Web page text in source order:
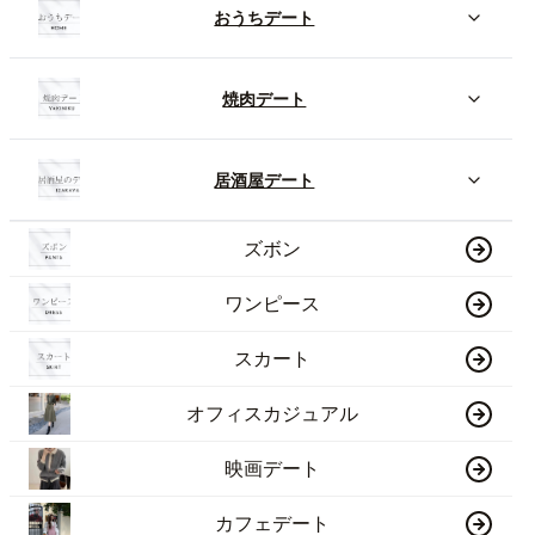
おうちデート
焼肉デート
居酒屋デート
ズボン
ワンピース
スカート
オフィスカジュアル
映画デート
カフェデート